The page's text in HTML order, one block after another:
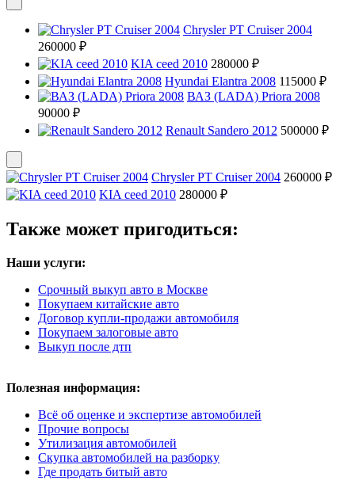
Chrysler PT Cruiser 2004
260000 ₽
KIA ceed 2010 280000 ₽
Hyundai Elantra 2008 115000 ₽
ВАЗ (LADA) Priora 2008
90000 ₽
Renault Sandero 2012 500000 ₽
Chrysler PT Cruiser 2004 260000 ₽
KIA ceed 2010 280000 ₽
Также может пригодиться:
Наши услуги:
Срочный выкуп авто в Москве
Покупаем китайские авто
Договор купли-продажи автомобиля
Покупаем залоговые авто
Выкуп после дтп
Полезная информация:
Всё об оценке и экспертизе автомобилей
Прочие вопросы
Утилизация автомобилей
Скупка автомобилей на разборку
Где продать битый авто